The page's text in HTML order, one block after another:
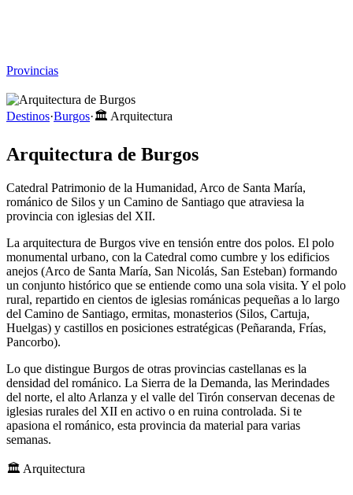
Provincias
Destinos·Burgos·🏛️ Arquitectura
Arquitectura de Burgos
Catedral Patrimonio de la Humanidad, Arco de Santa María,
románico de Silos y un Camino de Santiago que atraviesa la
provincia con iglesias del XII.
La arquitectura de Burgos vive en tensión entre dos polos. El polo
monumental urbano, con la Catedral como cumbre y los edificios
anejos (Arco de Santa María, San Nicolás, San Esteban) formando
un conjunto histórico que se entiende como una sola visita. Y el polo
rural, repartido en cientos de iglesias románicas pequeñas a lo largo
del Camino de Santiago, ermitas, monasterios (Silos, Cartuja,
Huelgas) y castillos en posiciones estratégicas (Peñaranda, Frías,
Pancorbo).
Lo que distingue Burgos de otras provincias castellanas es la
densidad del románico. La Sierra de la Demanda, las Merindades
del norte, el alto Arlanza y el valle del Tirón conservan decenas de
iglesias rurales del XII en activo o en ruina controlada. Si te
apasiona el románico, esta provincia da material para varias
semanas.
🏛️ Arquitectura